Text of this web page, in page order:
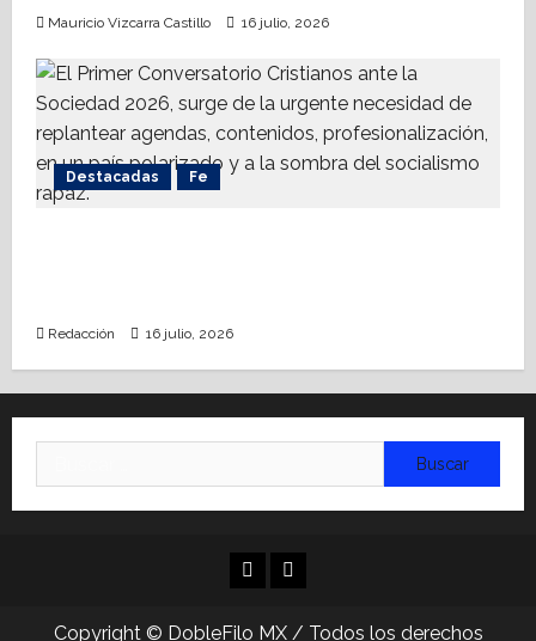
Mauricio Vizcarra Castillo 16 julio, 2026
Destacadas Fe
Redacción 16 julio, 2026
FacebookLinkedin
Copyright © DobleFilo MX / Todos los derechos